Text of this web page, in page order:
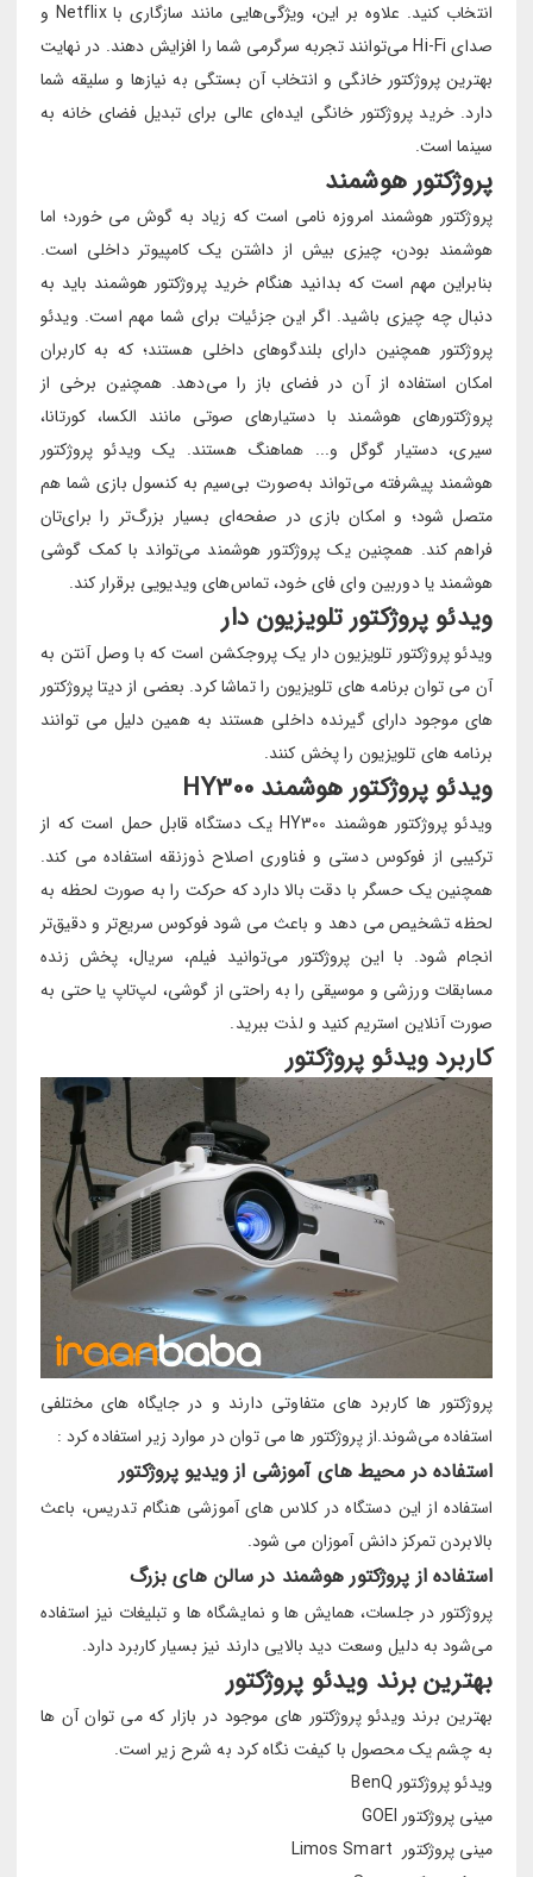
انتخاب کنید. علاوه بر این، ویژگی‌هایی مانند سازگاری با Netflix و
صدای Hi-Fi می‌توانند تجربه سرگرمی شما را افزایش دهند. در نهایت
بهترین پروژکتور خانگی و انتخاب آن بستگی به نیازها و سلیقه شما
دارد. خرید پروژکتور خانگی ایده‌ای عالی برای تبدیل فضای خانه به
سینما است.
پروژکتور هوشمند
پروژکتور هوشمند امروزه نامی است که زیاد به گوش می خورد؛ اما
هوشمند بودن، چیزی بیش از داشتن یک کامپیوتر داخلی است.
بنابراین مهم است که بدانید هنگام خرید پروژکتور هوشمند باید به
دنبال چه چیزی باشید. اگر این جزئیات برای شما مهم است. ویدئو
پروژکتور همچنین دارای بلندگوهای داخلی هستند؛ که به کاربران
امکان استفاده از آن در فضای باز را می‌دهد. همچنین برخی از
پروژکتورهای هوشمند با دستیارهای صوتی مانند الکسا، کورتانا،
سیری، دستیار گوگل و... هماهنگ هستند. یک ویدئو پروژکتور
هوشمند پیشرفته می‌تواند به‌صورت بی‌سیم به کنسول بازی شما هم
متصل شود؛ و امکان بازی در صفحه‌ای بسیار بزرگ‌تر را برای‌تان
فراهم کند. همچنین یک پروژکتور هوشمند می‌تواند با کمک گوشی
هوشمند یا دوربین وای فای خود، تماس‌های ویدیویی برقرار کند.
ویدئو پروژکتور تلویزیون دار
ویدئو پروژکتور تلویزیون دار یک پروجکشن است که با وصل آنتن به
آن می توان برنامه های تلویزیون را تماشا کرد. بعضی از دیتا پروژکتور
های موجود دارای گیرنده داخلی هستند به همین دلیل می توانند
برنامه های تلویزیون را پخش کنند.
ویدئو پروژکتور هوشمند HY300
ویدئو پروژکتور هوشمند HY300 یک دستگاه قابل حمل است که از
ترکیبی از فوکوس دستی و فناوری اصلاح ذوزنقه استفاده می کند.
همچنین یک حسگر با دقت بالا دارد که حرکت را به صورت لحظه به
لحظه تشخیص می دهد و باعث می شود فوکوس سریع‌تر و دقیق‌تر
انجام شود. با این پروژکتور می‌توانید فیلم، سریال، پخش زنده
مسابقات ورزشی و موسیقی را به راحتی از گوشی، لپ‌تاپ یا حتی به
صورت آنلاین استریم کنید و لذت ببرید.
کاربرد ویدئو پروژکتور
پروژکتور ها کاربرد های متفاوتی دارند و در جایگاه های مختلفی
استفاده می‌شوند.از پروژکتور ها می توان در موارد زیر استفاده کرد :
استفاده در محیط های آموزشی از ویدیو پروژکتور
استفاده از این دستگاه در کلاس های آموزشی هنگام تدریس، باعث
بالابردن تمرکز دانش آموزان می شود.
استفاده از پروژکتور هوشمند در سالن های بزرگ
پروژکتور در جلسات، همایش ها و نمایشگاه ها و تبلیغات نیز استفاده
می‌شود به دلیل وسعت دید بالایی دارند نیز بسیار کاربرد دارد.
بهترین برند ویدئو پروژکتور
بهترین برند ویدئو پروژکتور های موجود در بازار که می توان آن ها
به چشم یک محصول با کیفت نگاه کرد به شرح زیر است.
ویدئو پروژکتور BenQ
مینی پروژکتور GOEI
مینی پروژکتور Limos Smart